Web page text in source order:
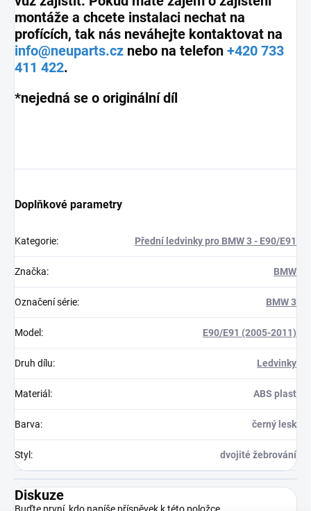
montáže a chcete instalaci nechat na
profících, tak nás neváhejte kontaktovat na
info@neuparts.cz nebo na telefon +420 733
411 422.
*nejedná se o originální díl
Doplňkové parametry
Kategorie: Přední ledvinky pro BMW 3 - E90/E91
Značka: BMW
Označení série: BMW 3
Model : E90/E91 (2005-2011)
Druh dílu: Ledvinky
Materiál : ABS plast
Barva: černý lesk
Styl : dvojité žebrování
Diskuze
Buďte první, kdo napíše příspěvek k této položce.